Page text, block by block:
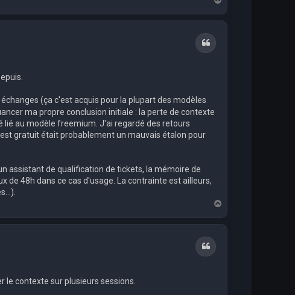
a
Citation
(ça c'est acquis pour la plupart des modèles
ma propre conclusion initiale : la perte de contexte
lié au modèle freemium. J'ai regardé des retours
gratuit était probablement un mauvais étalon pour
assistant de qualification de tickets, la mémoire de
de 48h dans ce cas d'usage. La contrainte est ailleurs,
a
u
Citation
le contexte sur plusieurs sessions.